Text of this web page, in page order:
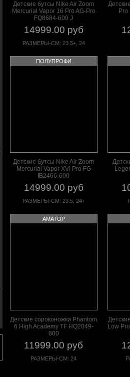
Детские бутсы Nike Air Zoom
Mercurial Vapor 16 Pro AG-Pro
FQ8684-600 J
14999.00 руб
РАЗМЕРЫ-СМ: 23.5+, 24
Pro
ПОЛУПРОФИ
Детские бутсы Nike Air Zoom
Mercurial Vapor XVI Pro FG
IB2466-600
14999.00 руб
РАЗМЕРЫ-СМ: 23.5, 24+
АМАТОР
Детские сороконожки Phantom
6 High Academy TF HQ2049-
800
11999.00 руб
РАЗМЕРЫ-СМ: 24
Low